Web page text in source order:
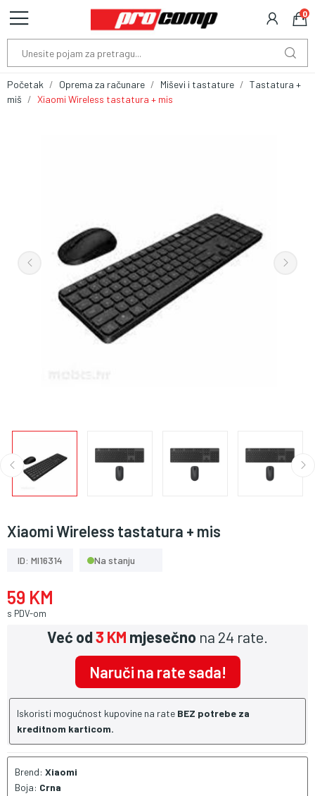
0
Početak Oprema za računare Miševi i tastature
Tastatura +
miš
Xiaomi Wireless tastatura + mis
Xiaomi Wireless tastatura + mis
ID: MI16314 Na stanju
59 KM
s PDV-om
Već od3 KM mjesečno na 24 rate.
Naruči na rate sada!
Iskoristi mogućnost kupovine na rate BEZ potrebe za
kreditnom karticom.
Brend: Xiaomi
Boja: Crna